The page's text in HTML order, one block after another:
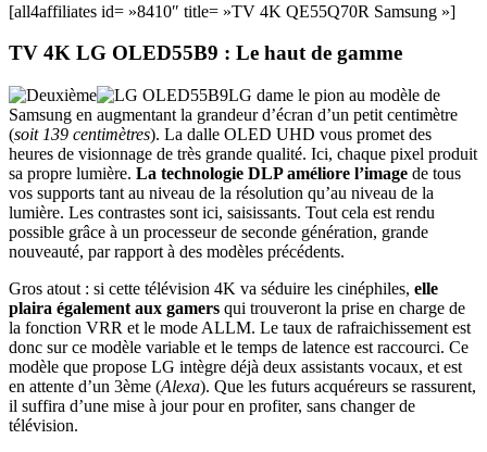
[all4affiliates id= »8410″ title= »TV 4K QE55Q70R Samsung »]
TV 4K LG OLED55B9 : Le haut de gamme
LG dame le pion au modèle de
Samsung en augmentant la grandeur d’écran d’un petit centimètre
(soit 139 centimètres). La dalle OLED UHD vous promet des
heures de visionnage de très grande qualité. Ici, chaque pixel produit
sa propre lumière. La technologie DLP améliore l’image de tous
vos supports tant au niveau de la résolution qu’au niveau de la
lumière. Les contrastes sont ici, saisissants. Tout cela est rendu
possible grâce à un processeur de seconde génération, grande
nouveauté, par rapport à des modèles précédents.
Gros atout : si cette télévision 4K va séduire les cinéphiles, elle
plaira également aux gamers qui trouveront la prise en charge de
la fonction VRR et le mode ALLM. Le taux de rafraichissement est
donc sur ce modèle variable et le temps de latence est raccourci. Ce
modèle que propose LG intègre déjà deux assistants vocaux, et est
en attente d’un 3ème (Alexa). Que les futurs acquéreurs se rassurent,
il suffira d’une mise à jour pour en profiter, sans changer de
télévision.